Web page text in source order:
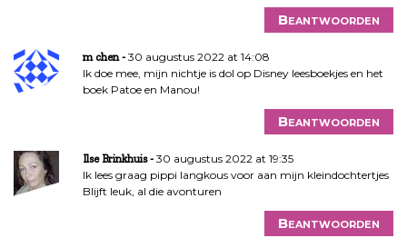
Beantwoorden
m chen
30 augustus 2022 at 14:08
Ik doe mee, mijn nichtje is dol op Disney leesboekjes en het
boek Patoe en Manou!
Beantwoorden
Ilse Brinkhuis
30 augustus 2022 at 19:35
Ik lees graag pippi langkous voor aan mijn kleindochtertjes
Blijft leuk, al die avonturen
Beantwoorden